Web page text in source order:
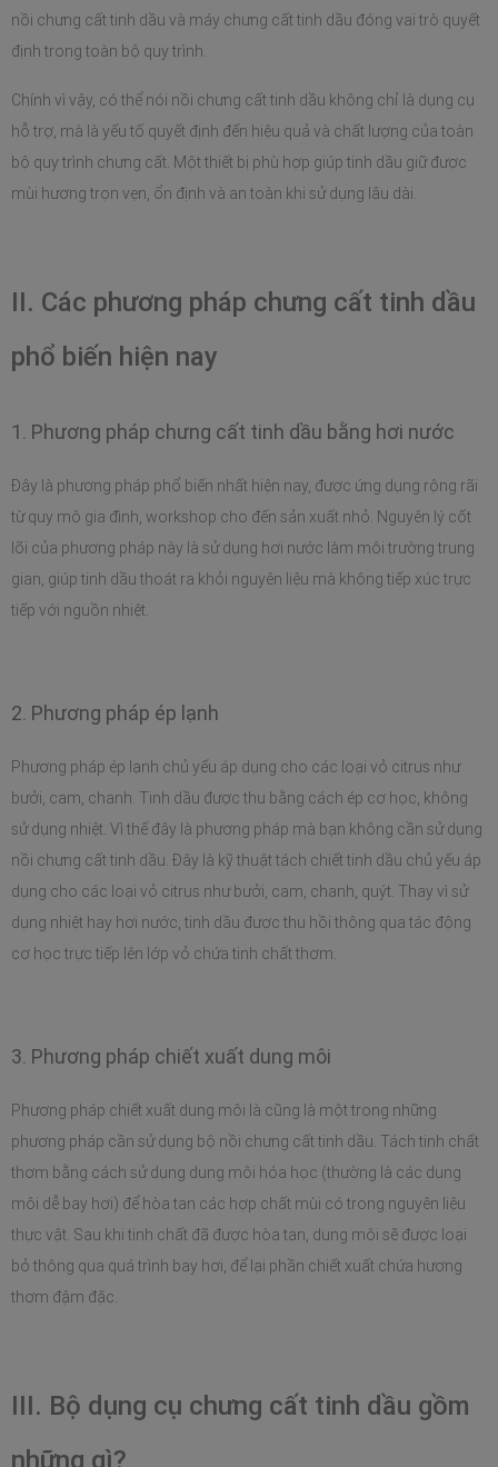
nồi chưng cất tinh dầu và máy chưng cất tinh dầu đóng vai trò quyết
định trong toàn bộ quy trình.
Chính vì vậy, có thể nói nồi chưng cất tinh dầu không chỉ là dụng cụ
hỗ trợ, mà là yếu tố quyết định đến hiệu quả và chất lượng của toàn
bộ quy trình chưng cất. Một thiết bị phù hợp giúp tinh dầu giữ được
mùi hương trọn vẹn, ổn định và an toàn khi sử dụng lâu dài.
II. Các phương pháp chưng cất tinh dầu
phổ biến hiện nay
1. Phương pháp chưng cất tinh dầu bằng hơi nước
Đây là phương pháp phổ biến nhất hiện nay, được ứng dụng rộng rãi
từ quy mô gia đình, workshop cho đến sản xuất nhỏ. Nguyên lý cốt
lõi của phương pháp này là sử dụng hơi nước làm môi trường trung
gian, giúp tinh dầu thoát ra khỏi nguyên liệu mà không tiếp xúc trực
tiếp với nguồn nhiệt.
2. Phương pháp ép lạnh
Phương pháp ép lạnh chủ yếu áp dụng cho các loại vỏ citrus như
bưởi, cam, chanh. Tinh dầu được thu bằng cách ép cơ học, không
sử dụng nhiệt. Vì thế đây là phương pháp mà bạn không cần sử dụng
nồi chưng cất tinh dầu. Đây là kỹ thuật tách chiết tinh dầu chủ yếu áp
dụng cho các loại vỏ citrus như bưởi, cam, chanh, quýt. Thay vì sử
dụng nhiệt hay hơi nước, tinh dầu được thu hồi thông qua tác động
cơ học trực tiếp lên lớp vỏ chứa tinh chất thơm.
3. Phương pháp chiết xuất dung môi
Phương pháp chiết xuất dung môi là cũng là một trong những
phương pháp cần sử dụng bộ nồi chưng cất tinh dầu. Tách tinh chất
thơm bằng cách sử dụng dung môi hóa học (thường là các dung
môi dễ bay hơi) để hòa tan các hợp chất mùi có trong nguyên liệu
thực vật. Sau khi tinh chất đã được hòa tan, dung môi sẽ được loại
bỏ thông qua quá trình bay hơi, để lại phần chiết xuất chứa hương
thơm đậm đặc.
III. Bộ dụng cụ chưng cất tinh dầu gồm
những gì?